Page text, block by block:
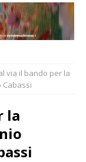
via il bando per la
Cabassi
la